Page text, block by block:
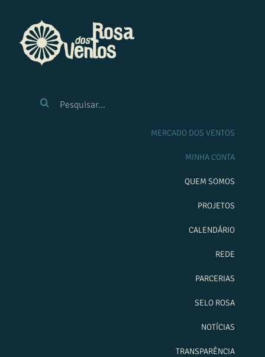
conteúdo
RESULTADOS
MERCADO DOS VENTOS
MINHA CONTA
QUEM SOMOS
PROJETOS
CALENDÁRIO
REDE
PARCERIAS
SELO ROSA
NOTÍCIAS
TRANSPARÊNCIA